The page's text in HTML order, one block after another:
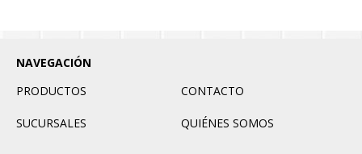
NAVEGACIÓN
PRODUCTOS
CONTACTO
SUCURSALES QUIÉNES SOMOS